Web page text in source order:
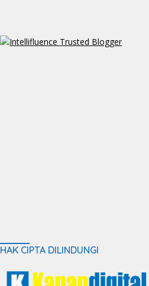
HAK CIPTA DILINDUNGI